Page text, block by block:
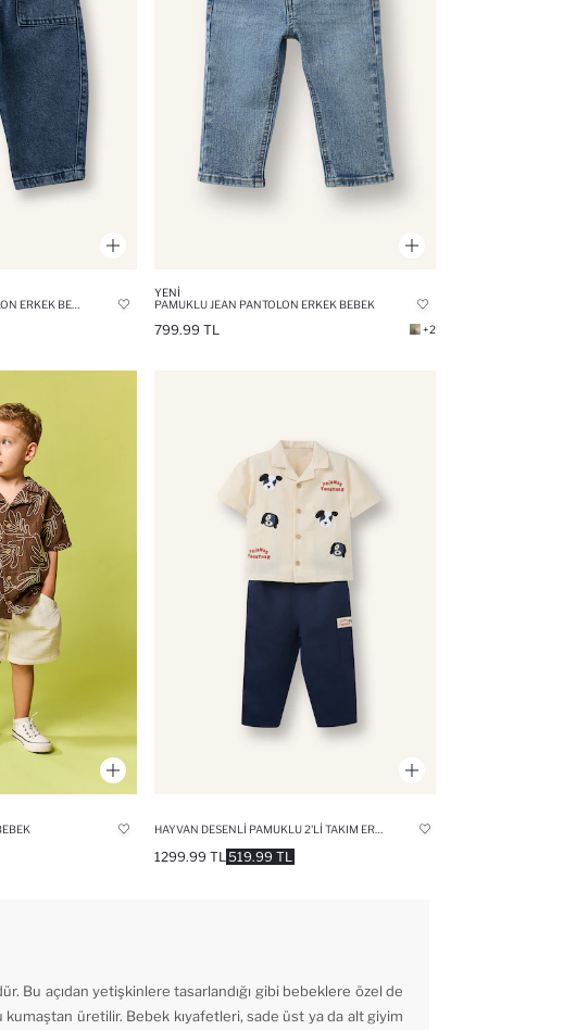
YENI
PAMUKLU JEAN PANTOLON ERKEK BEBEK
799.99 TL +2
HAYVAN DESENLI PAMUKLU 2'LI TAKIM ERKEK BEBEK
519.99 TL
1299.99 TL
açıdan yetişkinlere tasarlandığı gibi bebeklere özel de
üretilir. Bebek kıyafetleri, sade üst ya da alt giyim